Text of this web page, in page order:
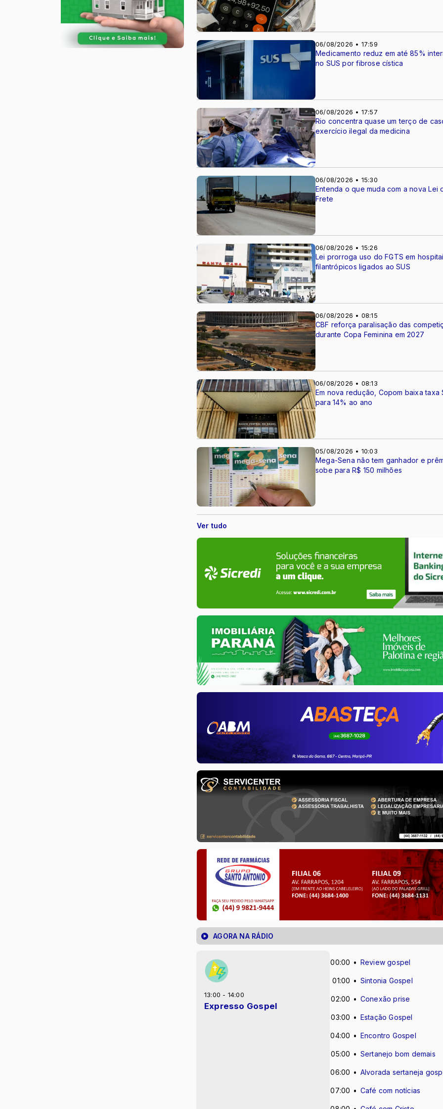
06/08/2026 • 17:59
Medicamento reduz em até 85%
no SUS por fibrose cística
06/08/2026 • 17:57
Rio concentra quase um terço de
exercício ilegal da medicina
06/08/2026 • 15:30
Entenda o que muda com a nova Lei
Frete
06/08/2026 • 15:26
Lei prorroga uso do FGTS em
filantrópicos ligados ao SUS
06/08/2026 • 08:15
CBF reforça paralisação das
durante Copa Feminina em 2027
06/08/2026 • 08:13
Em nova redução, Copom baixa taxa
para 14% ao ano
05/08/2026 • 10:03
Mega-Sena não tem ganhador e
sobe para R$ 150 milhões
Ver tudo
AGORA NA RÁDIO
13:00 - 14:00
Expresso Gospel
00:00 Review gospel
01:00 Sintonia Gospel
02:00 Conexão prise
03:00 Estação Gospel
04:00 Encontro Gospel
05:00 Sertanejo bom demais
06:00 Alvorada sertaneja
07:00 Café com notícias